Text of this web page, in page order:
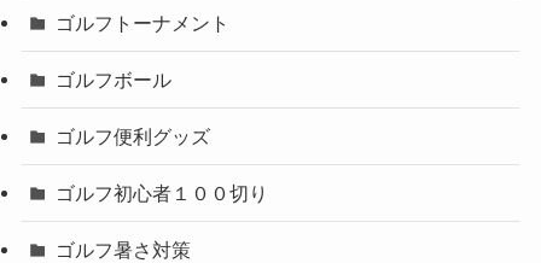
ゴルフトーナメント
ゴルフボール
ゴルフ便利グッズ
ゴルフ初心者１００切り
ゴルフ暑さ対策